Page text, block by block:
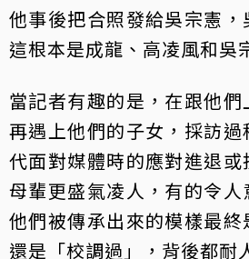
他事後把合照發給吳宗憲
這根本是成龍、高凌風和吳
當記者有趣的是，在跟他們
再遇上他們的子女，採訪
代面對媒體時的應對進退
母輩更盛氣凌人，有的令人
他們被傳承出來的模樣最終
還是「校調過」，背後都耐